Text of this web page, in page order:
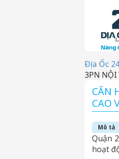
Địa Ốc
3PN NỘI
CĂN
CAO
Mô tả
Quận
hoạt